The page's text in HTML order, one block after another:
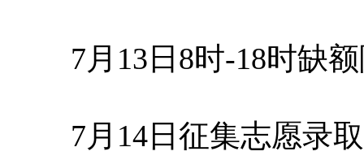
7月13日8时-18时缺额
7月14日征集志愿录取